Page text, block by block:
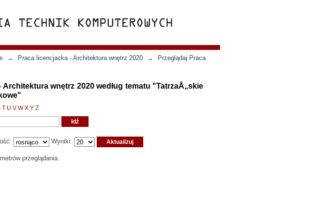
→ Praca licencjacka - Architektura wnętrz 2020 →
Przeglądaj Praca
wnętrz 2020 według tematu "TatrzaÅ„skie
T U V W X Y Z
Wyniki:
przeglądania.